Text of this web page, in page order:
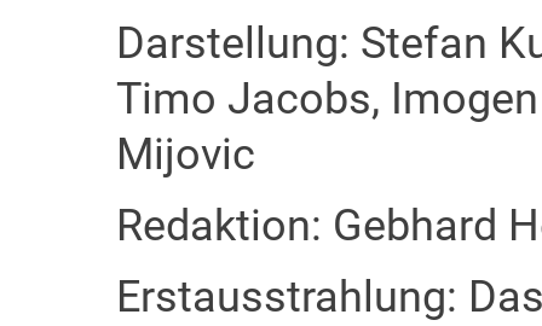
Darstellung: Stefan
Timo Jacobs,
Mijovic
Redaktion: Gebhard
Erstausstrahlung: